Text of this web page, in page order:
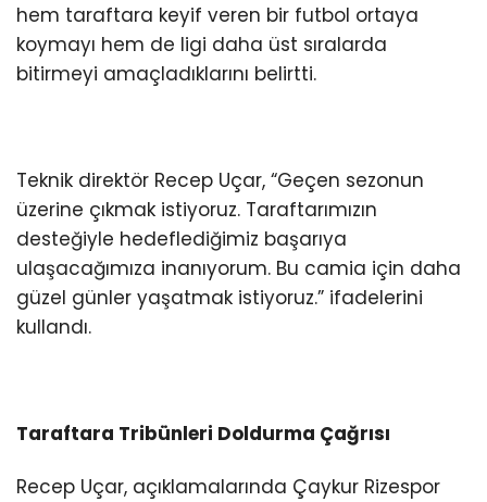
hem taraftara keyif veren bir futbol ortaya
koymayı hem de ligi daha üst sıralarda
bitirmeyi amaçladıklarını belirtti.
Teknik direktör Recep Uçar, “Geçen sezonun
üzerine çıkmak istiyoruz. Taraftarımızın
desteğiyle hedeflediğimiz başarıya
ulaşacağımıza inanıyorum. Bu camia için daha
güzel günler yaşatmak istiyoruz.” ifadelerini
kullandı.
Taraftara Tribünleri Doldurma Çağrısı
Recep Uçar, açıklamalarında Çaykur Rizespor